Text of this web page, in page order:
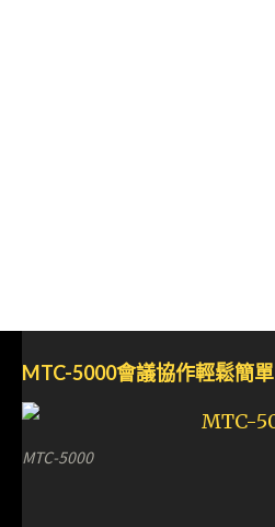
MTC-5000會議協作輕鬆簡單
MTC-5000